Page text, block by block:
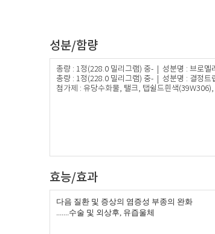
성분/함량
총량 : 1정(228.0 밀리그램) 중- | 성분명 : 브로
총량 : 1정(228.0 밀리그램) 중- | 성분명 : 결정
첨가제 : 유당수화물, 탤크, 탭쉴드흰색
효능/효과
다음 질환 및 증상의 염증성 부종의 완화
.......수술 및 외상후, 유즙울체